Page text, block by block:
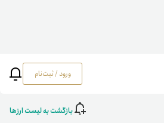
ورود / ثبت‌نام
بازگشت به لیست ارزها